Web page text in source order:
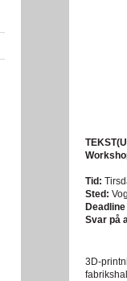
Tid:
Sted:
Svar på
3D-